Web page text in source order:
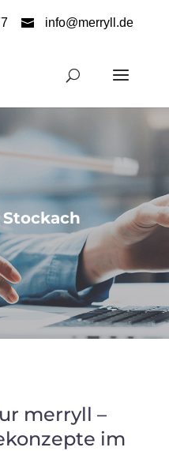
info@merryll.de
merryll –
im